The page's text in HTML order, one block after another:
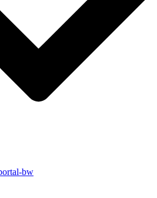
Rothfuss
bw